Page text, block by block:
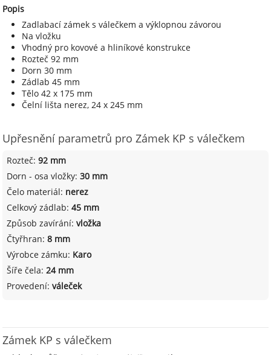
Popis
Zadlabací zámek s válečkem a výklopnou závorou
Na vložku
Vhodný pro kovové a hliníkové konstrukce
Rozteč 92 mm
Dorn 30 mm
Zádlab 45 mm
Tělo 42 x 175 mm
Čelní lišta nerez, 24 x 245 mm
Upřesnění parametrů pro Zámek KP s válečkem
Rozteč:92 mm
Dorn - osa vložky:30 mm
Čelo materiál: nerez
Celkový zádlab:45 mm
Způsob zavírání:vložka
Čtyřhran:8 mm
Výrobce zámku: Karo
Šíře čela:24 mm
Provedení:váleček
Zámek KP s válečkem